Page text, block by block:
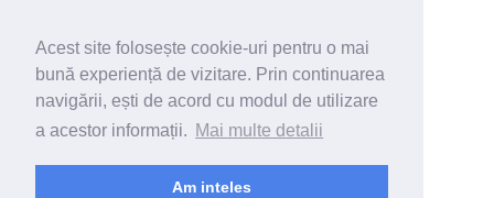
Acest site folosește cookie-uri pentru o mai
bună experiență de vizitare. Prin continuarea
navigării, ești de acord cu modul de utilizare
a acestor informații. Mai multe detalii
Am inteles